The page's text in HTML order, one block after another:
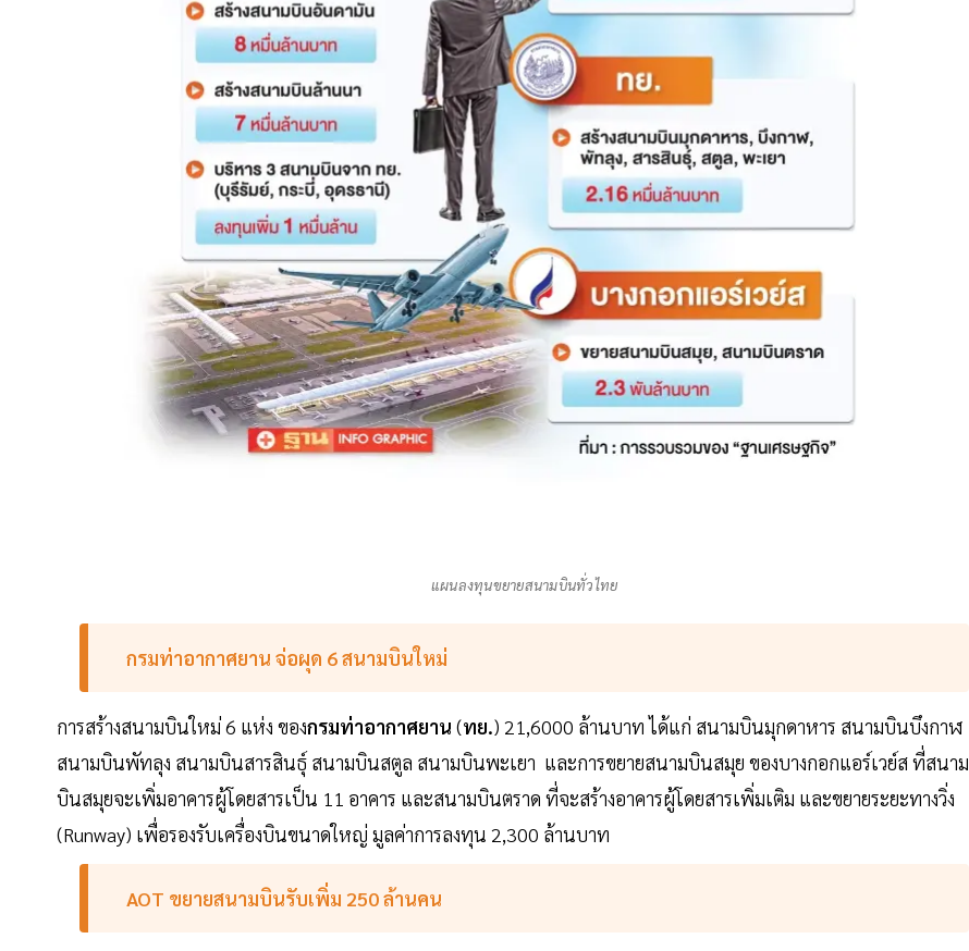
แผนลงทุนขยายสนามบินทั่วไทย
กรมท่าอากาศยาน จ่อผุด 6 สนามบินใหม่
การสร้างสนามบินใหม่ 6 แห่ง ของกรมท่าอากาศยาน (ทย.) 21,6000 ล้านบาท ได้แก่ สนามบินมุกดาหาร สนามบินบึงกาฬ
สนามบินพัทลุง สนามบินสารสินธุ์ สนามบินสตูล สนามบินพะเยา และการขยายสนามบินสมุย ของบางกอกแอร์เวย์ส ที่สนาม
บินสมุยจะเพิ่มอาคารผู้โดยสารเป็น 11 อาคาร และสนามบินตราด ที่จะสร้างอาคารผู้โดยสารเพิ่มเติม และขยายระยะทางวิ่ง
(Runway) เพื่อรองรับเครื่องบินขนาดใหญ่ มูลค่าการลงทุน 2,300 ล้านบาท
AOT ขยายสนามบินรับเพิ่ม 250 ล้านคน